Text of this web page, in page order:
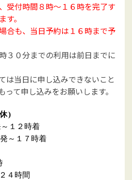
受付時間８時～１６時を完了す
。
合も、当日予約は１６時まで予
０分までの利用は前日までに
当日に申し込みできないこと
って申し込みをお願いします。
)
～１２時着
～ １ ７ 時着
４時間